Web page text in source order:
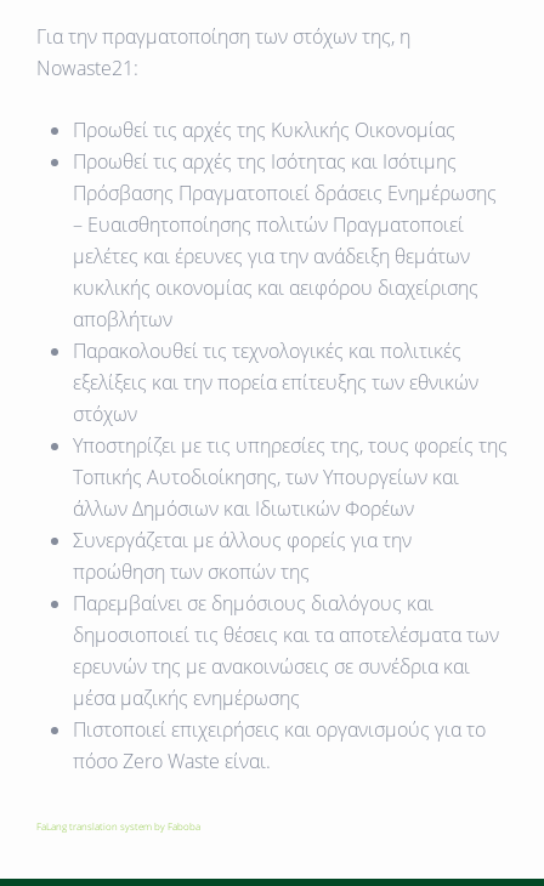
Για την πραγματοποίηση των στόχων της, η
Nowaste21:
Προωθεί τις αρχές της Κυκλικής Οικονομίας
Προωθεί τις αρχές της Ισότητας και Ισότιμης
Πρόσβασης Πραγματοποιεί δράσεις Ενημέρωσης
– Ευαισθητοποίησης πολιτών Πραγματοποιεί
μελέτες και έρευνες για την ανάδειξη θεμάτων
κυκλικής οικονομίας και αειφόρου διαχείρισης
αποβλήτων
Παρακολουθεί τις τεχνολογικές και πολιτικές
εξελίξεις και την πορεία επίτευξης των εθνικών
στόχων
Υποστηρίζει με τις υπηρεσίες της, τους φορείς της
Τοπικής Αυτοδιοίκησης, των Υπουργείων και
άλλων Δημόσιων και Ιδιωτικών Φορέων
Συνεργάζεται με άλλους φορείς για την
προώθηση των σκοπών της
Παρεμβαίνει σε δημόσιους διαλόγους και
δημοσιοποιεί τις θέσεις και τα αποτελέσματα των
ερευνών της με ανακοινώσεις σε συνέδρια και
μέσα μαζικής ενημέρωσης
Πιστοποιεί επιχειρήσεις και οργανισμούς για το
πόσο Zero Waste είναι.
FaLang translation system by Faboba